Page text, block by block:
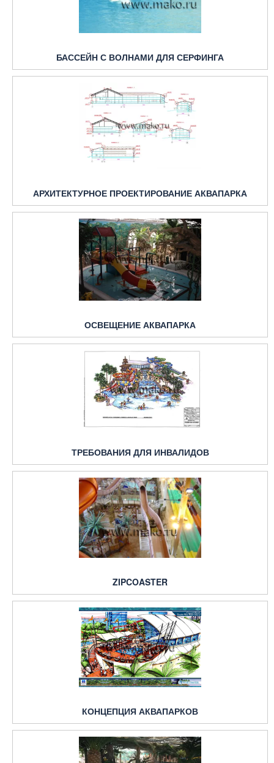
БАССЕЙН С ВОЛНАМИ ДЛЯ СЕРФИНГА
АРХИТЕКТУРНОЕ ПРОЕКТИРОВАНИЕ АКВАПАРКА
ОСВЕЩЕНИЕ АКВАПАРКА
ТРЕБОВАНИЯ ДЛЯ ИНВАЛИДОВ
ZIPCOASTER
КОНЦЕПЦИЯ АКВАПАРКОВ